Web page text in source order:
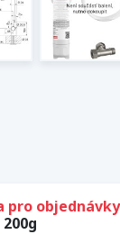
pro objednávky